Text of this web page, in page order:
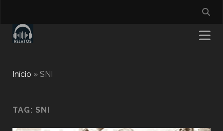
Início » SNI
TAG: SNI